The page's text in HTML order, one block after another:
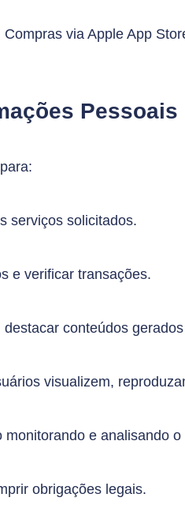
via Apple App
Pessoais
serviços solicitados.
e verificar transações.
conteúdos
visualizem,
e analisando
obrigações legais.